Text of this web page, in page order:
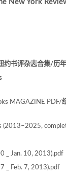
New York
约书评杂志合集/历
MAGAZINE PDF/
(2013–2025,
_ Jan. 10, 2013).pdf
_ Feb. 7, 2013).pdf